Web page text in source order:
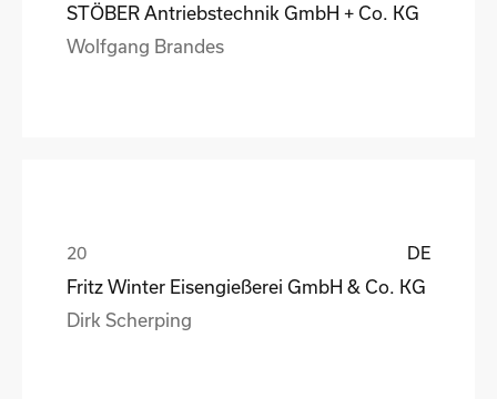
STÖBER Antriebstechnik GmbH + Co. KG
Wolfgang Brandes
DE
Fritz Winter Eisengießerei GmbH & Co. KG
Dirk Scherping